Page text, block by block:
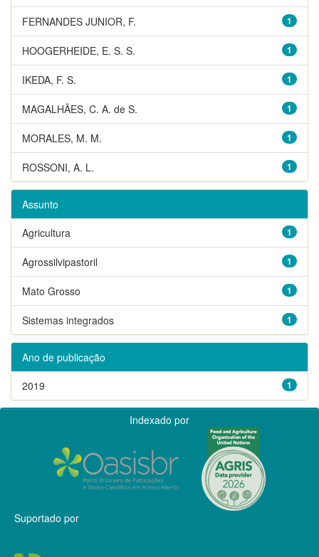
1
FERNANDES JUNIOR, F.
1
HOOGERHEIDE, E. S. S.
1
IKEDA, F. S.
1
MAGALHÃES, C. A. de S.
1
MORALES, M. M.
1
ROSSONI, A. L.
Assunto
1
Agricultura
1
Agrossilvipastoril
1
Mato Grosso
1
Sistemas integrados
Ano de publicação
1
2019
Indexado por
Suportado por